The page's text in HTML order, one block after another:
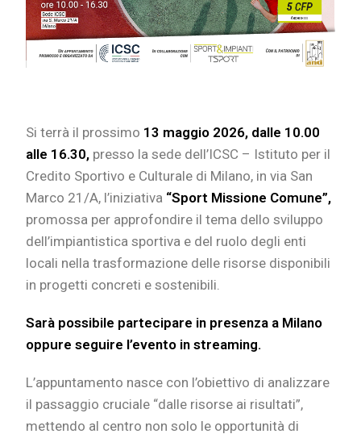
Si terrà il prossimo 13 maggio 2026, dalle 10.00
alle 16.30, presso la sede dell’ICSC – Istituto per il
Credito Sportivo e Culturale di Milano, in via San
Marco 21/A, l’iniziativa “Sport Missione Comune”,
promossa per approfondire il tema dello sviluppo
dell’impiantistica sportiva e del ruolo degli enti
locali nella trasformazione delle risorse disponibili
in progetti concreti e sostenibili.
Sarà possibile partecipare in presenza a Milano
oppure seguire l’evento in streaming.
L’appuntamento nasce con l’obiettivo di analizzare
il passaggio cruciale “dalle risorse ai risultati”,
mettendo al centro non solo le opportunità di